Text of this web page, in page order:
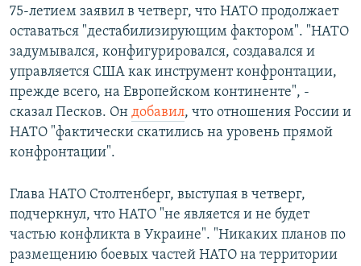
75-летием заявил в четверг, что НАТО продолжает
оставаться "дестабилизирующим фактором". "НАТО
задумывался, конфигурировался, создавался и
управляется США как инструмент конфронтации,
прежде всего, на Европейском континенте", -
сказал Песков. Он добавил, что отношения России и
НАТО "фактически скатились на уровень прямой
конфронтации".
Глава НАТО Столтенберг, выступая в четверг,
подчеркнул, что НАТО "не является и не будет
частью конфликта в Украине". "Никаких планов по
размещению боевых частей НАТО на территории